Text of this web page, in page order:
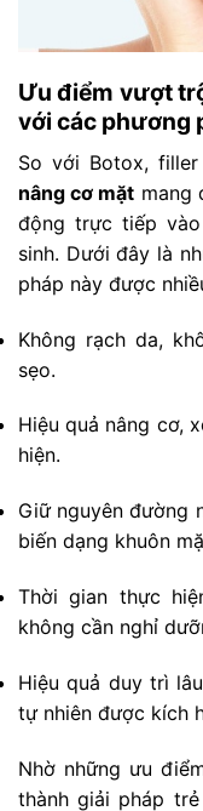
Ưu điểm vượt
với các phương
So với Botox,
nâng cơ mặt mang
động trực tiếp
sinh. Dưới đây là
pháp này được
Không rạch da,
sẹo.
Hiệu quả nâng cơ,
hiện.
Giữ nguyên đường
biến dạng khuôn
Thời gian thực
không cần nghỉ
Hiệu quả duy trì
tự nhiên được kích
Nhờ những ưu
thành giải pháp